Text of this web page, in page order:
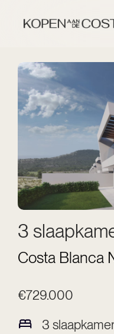
3
Costa Blanca
€729.000
3